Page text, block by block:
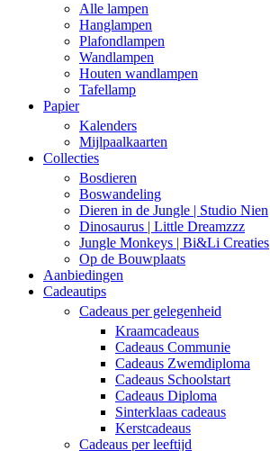
Alle lampen
Hanglampen
Plafondlampen
Wandlampen
Houten wandlampen
Tafellamp
Papier
Kalenders
Mijlpaalkaarten
Collecties
Bosdieren
Boswandeling
Dieren in de Jungle | Studio Nien
Dinosaurus | Little Dreamzzz
Jungle Monkeys | Bi&Li Creaties
Op de Bouwplaats
Aanbiedingen
Cadeautips
Cadeaus per gelegenheid
Kraamcadeaus
Cadeaus Communie
Cadeaus Zwemdiploma
Cadeaus Schoolstart
Cadeaus Diploma
Sinterklaas cadeaus
Kerstcadeaus
Cadeaus per leeftijd